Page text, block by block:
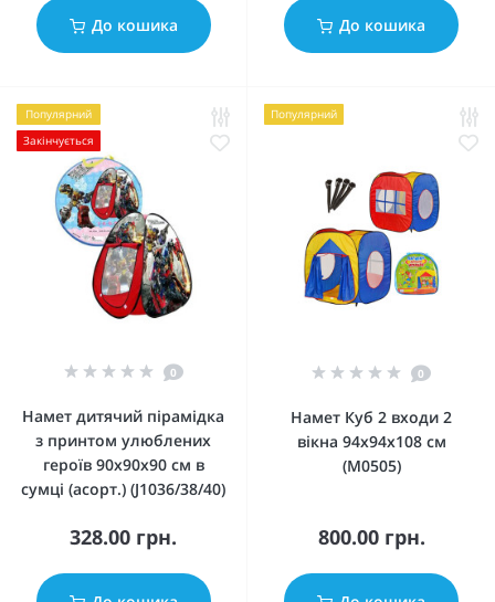
До кошика До кошика
Популярний
Закінчується
0
Намет дитячий пірамідка
з принтом улюблених
героїв 90х90х90 см в
сумці (асорт.) (J1036/38/40)
328.00 грн.
Популярний
0
Намет Куб 2 входи 2
вікна 94х94х108 см
(M0505)
800.00 грн.